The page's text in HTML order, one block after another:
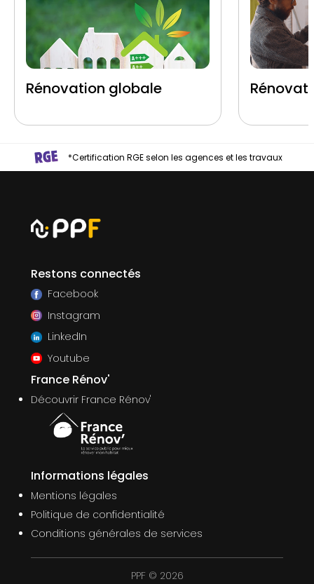
Rénovation globale
*Certification RGE selon les agences et les travaux
Restons connectés
Facebook
Instagram
LinkedIn
Youtube
France Rénov'
Découvrir France Rénov'
Informations légales
Mentions légales
Politique de confidentialité
Conditions générales de services
PPF © 2026